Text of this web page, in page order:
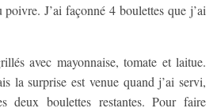
J’ai façonné 4 boulettes que j’ai
avec mayonnaise, tomate et laitue.
la surprise est venue quand j’ai servi,
deux boulettes restantes. Pour faire